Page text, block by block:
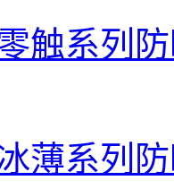
触系列
薄系列